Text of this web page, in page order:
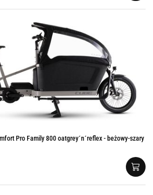
Pro Family 800 oatgrey´n´reflex - beżowy-szary